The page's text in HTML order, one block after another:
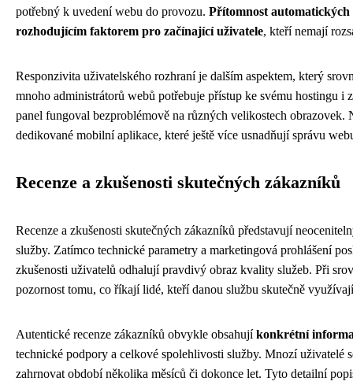
potřebný k uvedení webu do provozu. Přítomnost
rozhodujícím faktorem pro začínající uživatele, kteří nemají
Responzivita uživatelského rozhraní je dalším aspektem, který
mnoho administrátorů webů potřebuje přístup ke svému hostingu
panel fungoval bezproblémově na různých velikostech obrazovek.
dedikované mobilní aplikace, které ještě více usnadňují správu
Recenze a zkušenosti skutečných zákazníků
Recenze a zkušenosti skutečných zákazníků představují
služby. Zatímco technické parametry a marketingová prohlášení
zkušenosti uživatelů odhalují pravdivý obraz kvality služeb. Při
pozornost tomu, co říkají lidé, kteří danou službu skutečně
Autentické recenze zákazníků obvykle obsahujíkonkrétní
technické podpory a celkové spolehlivosti služby. Mnozí uživatelé
zahrnovat období několika měsíců či dokonce let. Tyto detailní